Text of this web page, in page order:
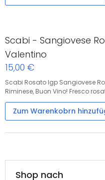
Scabi - Sangiovese
Valentino
15,00 €
Scabi Rosato Igp Sangiovese
Riminese, Buon Vino! Fresco
Zum Warenkobrn
Shop nach